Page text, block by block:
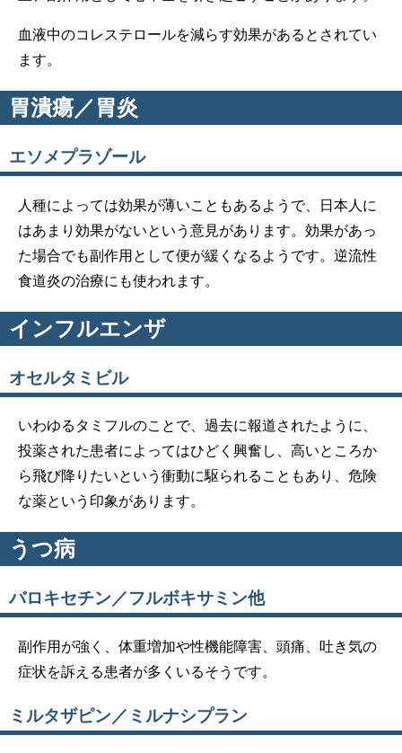
血液中のコレステロールを減らす効果があるとされてい
ます。
胃潰瘍／胃炎
エソメプラゾール
人種によっては効果が薄いこともあるようで、日本人に
はあまり効果がないという意見があります。効果があっ
た場合でも副作用として便が緩くなるようです。逆流性
食道炎の治療にも使われます。
インフルエンザ
オセルタミビル
いわゆるタミフルのことで、過去に報道されたように、
投薬された患者によってはひどく興奮し、高いところか
ら飛び降りたいという衝動に駆られることもあり、危険
な薬という印象があります。
うつ病
バロキセチン／フルボキサミン他
副作用が強く、体重増加や性機能障害、頭痛、吐き気の
症状を訴える患者が多くいるそうです。
ミルタザピン／ミルナシプラン